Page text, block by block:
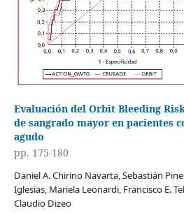
Evaluación del Orbit Bleeding
de sangrado mayor en pacientes
agudo
pp. 175-180
Daniel A. Chirino Navarta, Sebastián
Iglesias, Mariela Leonardi, Francisco E.
Claudio Dizeo